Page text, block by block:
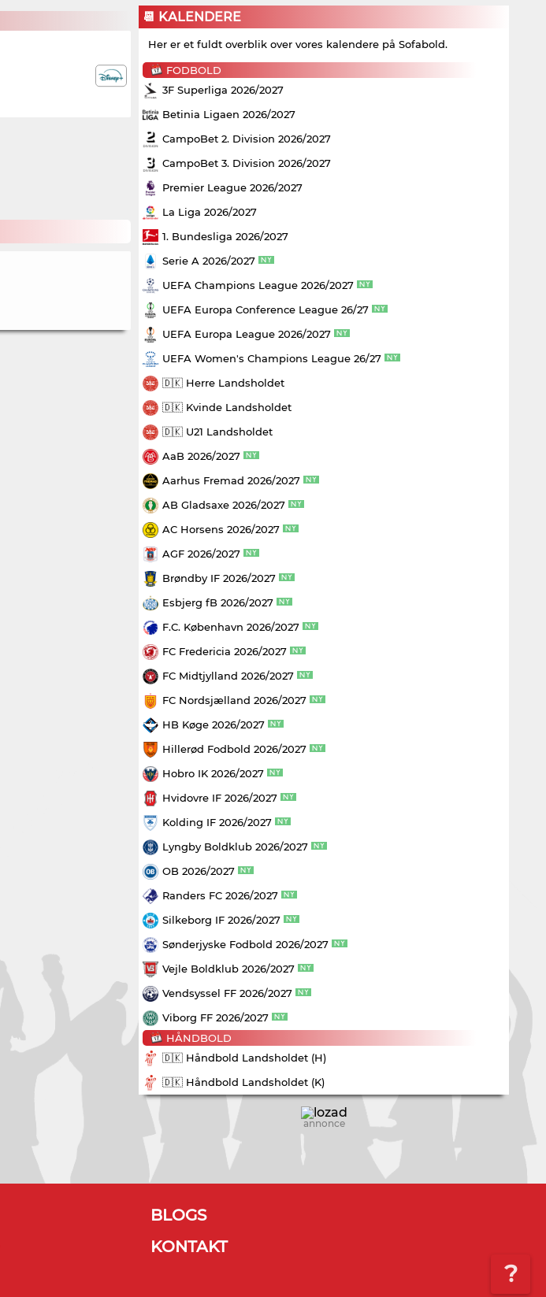
?
📆 KALENDERE
Her er et fuldt overblik over vores kalendere på Sofabold.
FODBOLD
3F Superliga 2026/2027
Betinia Ligaen 2026/2027
CampoBet 2. Division 2026/2027
CampoBet 3. Division 2026/2027
Premier League 2026/2027
La Liga 2026/2027
1. Bundesliga 2026/2027
Serie A 2026/2027
UEFA Champions League 2026/2027
UEFA Europa Conference League 26/27
UEFA Europa League 2026/2027
UEFA Women's Champions League 26/27
🇩🇰 Herre Landsholdet
🇩🇰 Kvinde Landsholdet
🇩🇰 U21 Landsholdet
AaB 2026/2027
Aarhus Fremad 2026/2027
AB Gladsaxe 2026/2027
AC Horsens 2026/2027
AGF 2026/2027
Brøndby IF 2026/2027
Esbjerg fB 2026/2027
F.C. København 2026/2027
FC Fredericia 2026/2027
FC Midtjylland 2026/2027
FC Nordsjælland 2026/2027
HB Køge 2026/2027
Hillerød Fodbold 2026/2027
Hobro IK 2026/2027
Hvidovre IF 2026/2027
Kolding IF 2026/2027
Lyngby Boldklub 2026/2027
OB 2026/2027
Randers FC 2026/2027
Silkeborg IF 2026/2027
Sønderjyske Fodbold 2026/2027
Vejle Boldklub 2026/2027
Vendsyssel FF 2026/2027
Viborg FF 2026/2027
HÅNDBOLD
🇩🇰 Håndbold Landsholdet (H)
🇩🇰 Håndbold Landsholdet (K)
annonce
BLOGS
KONTAKT